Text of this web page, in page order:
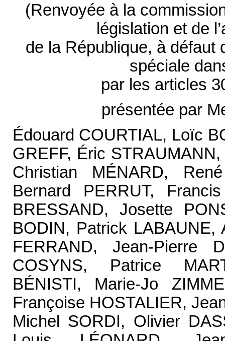
(Renvoyée à la
législation et de
de la République, à défaut
spéciale
par les articles
présentée par
Édouard COURTIAL, Loïc
GREFF, Éric
Christian MÉNARD,
Bernard PERRUT,
BRESSAND, Josette
BODIN, Patrick LABAUNE,
FERRAND, Jean-Pierre
COSYNS, Patrice
BÉNISTI, Marie-Jo
Françoise HOSTALIER,
Michel SORDI, Olivier